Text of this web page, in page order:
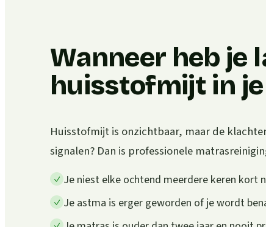
Wanneer heb je
huisstofmijt in
Huisstofmijt is onzichtbaar, maar de
signalen? Dan is professionele
Je niest elke ochtend meerdere keren kort
Je astma is erger geworden of je wordt